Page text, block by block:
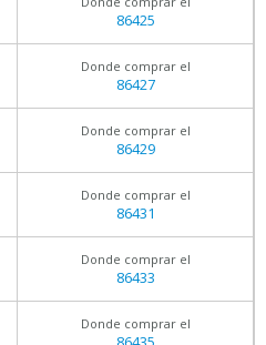
86425
Donde comprar el
86427
Donde comprar el
86429
Donde comprar el
86431
Donde comprar el
86433
Donde comprar el